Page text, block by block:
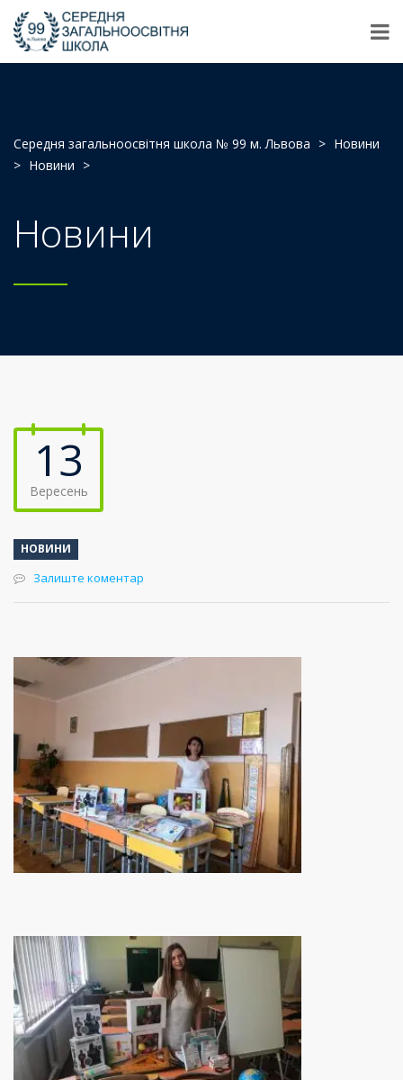
Середня загальноосвітня школа № 99 м. Львова > Новини
> Новини >
Новини
13
Вересень
НОВИНИ
Залиште коментар